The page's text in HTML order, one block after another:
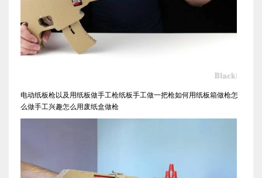
电动纸板枪以及用纸板做手工枪纸板手工做一把枪如何用纸板箱做枪怎
么做手工兴趣怎么用废纸盒做枪